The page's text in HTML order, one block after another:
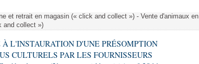
et retrait en magasin (« click and collect ») - Vente d'animaux en
and collect »)
À L'INSTAURATION D'UNE PRÉSOMPTION
CULTURELS PAR LES FOURNISSEURS